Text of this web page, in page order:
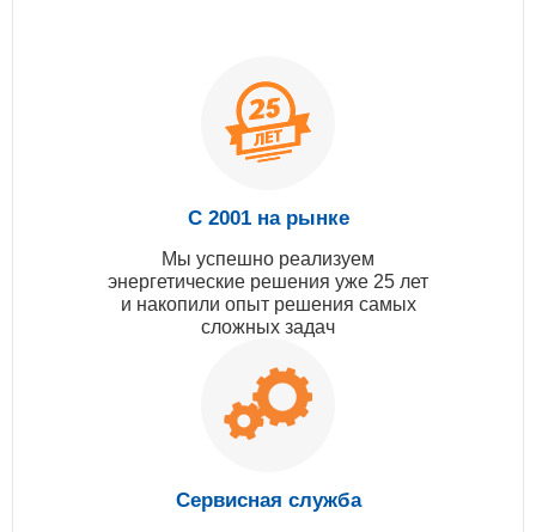
С 2001 на рынке
Мы успешно реализуем
энергетические решения уже 25 лет
и накопили опыт решения самых
сложных задач
Сервисная служба